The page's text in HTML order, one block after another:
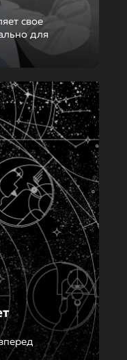
свое
для